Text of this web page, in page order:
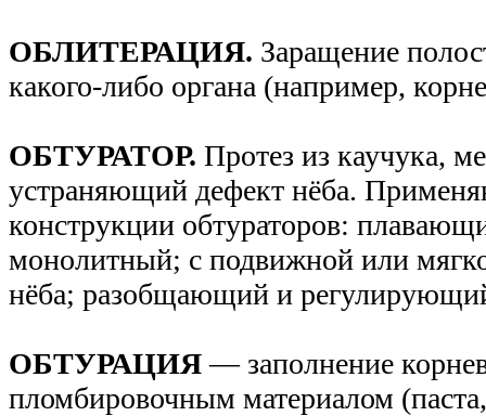
ОБЛИТЕРАЦИЯ. Заращение
какого-либо органа (например,
ОБТУРАТОР. Протез из каучука,
устраняющий дефект нёба.
конструкции обтураторов:
монолитный; с подвижной или
нёба; разобщающий и
ОБТУРАЦИЯ— заполнение
пломбировочным материалом